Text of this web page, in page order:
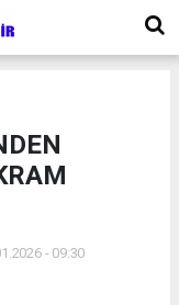
- 09:30